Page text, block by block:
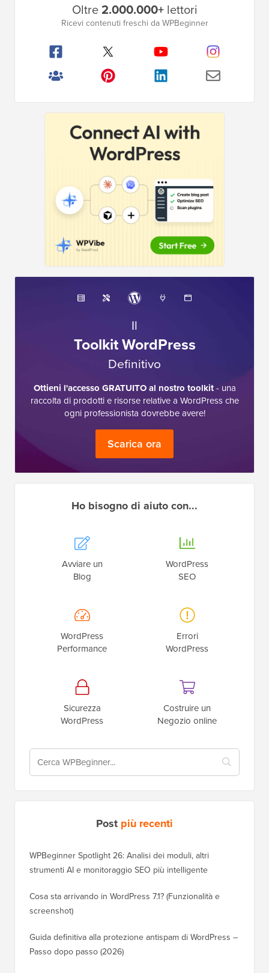
Oltre2.000.000+lettori
Ricevi contenuti freschi da WPBeginner
Il
Toolkit WordPress
Definitivo
Ottieni l'accesso GRATUITO al nostro toolkit- una
raccolta di prodotti e risorse relative a WordPress che
ogni professionista dovrebbe avere!
Scarica ora
Ho bisogno di aiuto con...
Avviare un
Blog
WordPress
SEO
WordPress
Performance
Errori
WordPress
Sicurezza
WordPress
Costruire un
Negozio online
Post più recenti
WPBeginner Spotlight 26: Analisi dei moduli, altri
strumenti AI e monitoraggio SEO più intelligente
Cosa sta arrivando in WordPress 7.1? (Funzionalità e
screenshot)
Guida definitiva alla protezione antispam di WordPress –
Passo dopo passo (2026)